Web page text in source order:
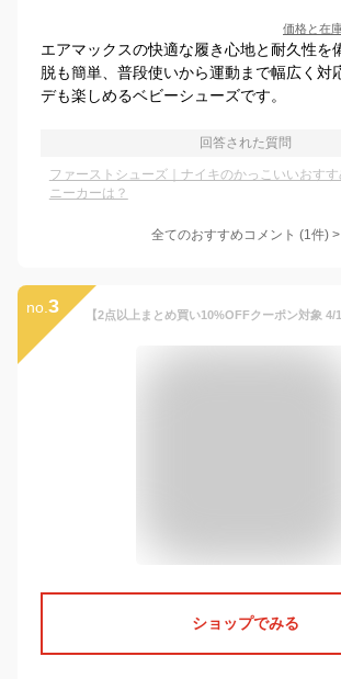
価格と在
エアマックスの快適な履き心地と耐久性を
脱も簡単、普段使いから運動まで幅広く対
デも楽しめるベビーシューズです。
回答された質問
ファーストシューズ｜ナイキのかっこいいおす
ニーカーは？
全てのおすすめコメント (1件) >
no. 3
ショップでみる